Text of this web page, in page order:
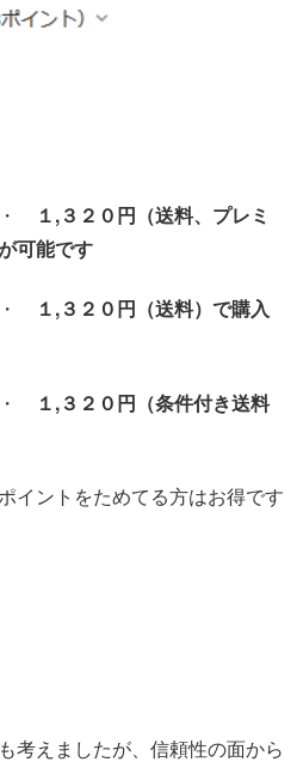
１,３２０円（送料、プレミ
可能です
１,３２０円（送料）で購入
１,３２０円（条件付き送料
イントをためてる方はお得です
考えましたが、信頼性の面から